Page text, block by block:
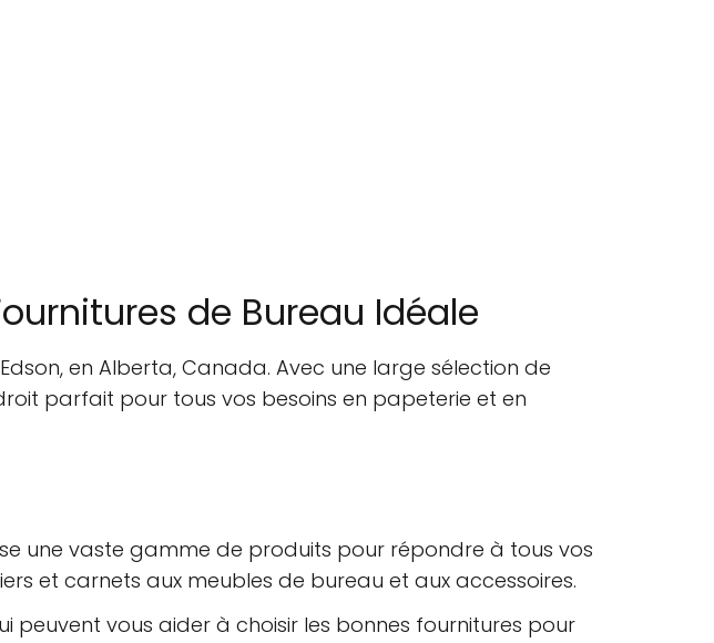
de Bureau Idéale
en Alberta, Canada. Avec une large sélection de
parfait pour tous vos besoins en papeterie et en
une vaste gamme de produits pour répondre à tous vos
et carnets aux meubles de bureau et aux accessoires.
peuvent vous aider à choisir les bonnes fournitures pour